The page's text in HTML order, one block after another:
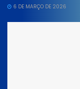
6 DE MARÇO DE 2026